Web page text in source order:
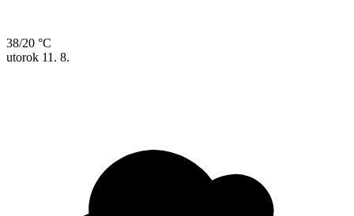
38/20 °C
utorok 11. 8.